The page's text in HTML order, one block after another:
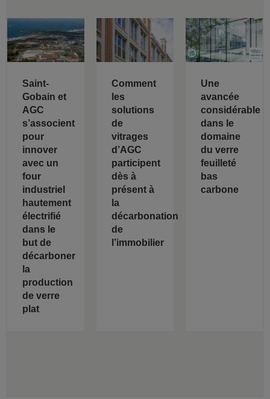
Saint-
Gobain et
AGC
s’associent
pour
innover
avec un
four
industriel
hautement
électrifié
dans le
but de
décarboner
la
production
de verre
plat
Comment
les
solutions
de
vitrages
d’AGC
participent
dès à
présent à
la
décarbonation
de
l’immobilier
Une
avancée
considérable
dans le
domaine
du verre
feuilleté
bas
carbone